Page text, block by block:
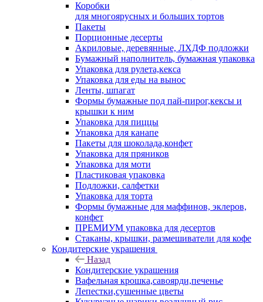
Коробки
для многоярусных и больших тортов
Пакеты
Порционные десерты
Акриловые, деревянные, ЛХДФ подложки
Бумажный наполнитель, бумажная упаковка
Упаковка для рулета,кекса
Упаковка для еды на вынос
Ленты, шпагат
Формы бумажные под пай-пирог,кексы и
крышки к ним
Упаковка для пиццы
Упаковка для канапе
Пакеты для шоколада,конфет
Упаковка для пряников
Упаковка для моти
Пластиковая упаковка
Подложки, салфетки
Упаковка для торта
Формы бумажные для маффинов, эклеров,
конфет
ПРЕМИУМ упаковка для десертов
Стаканы, крышки, размешиватели для кофе
Кондитерские украшения
Назад
Кондитерские украшения
Вафельная крошка,савоярди,печенье
Лепестки,сушенные цветы